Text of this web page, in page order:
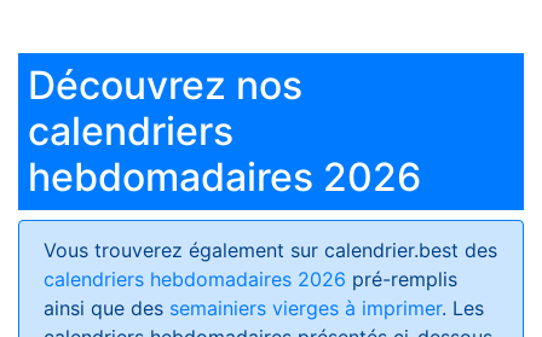
Découvrez nos
calendriers
hebdomadaires 2026
Vous trouverez également sur calendrier.best des
calendriers hebdomadaires 2026 pré-remplis
ainsi que des semainiers vierges à imprimer. Les